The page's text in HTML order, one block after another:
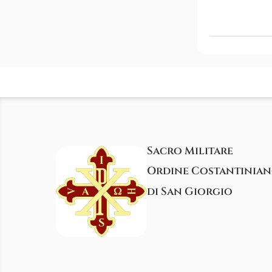
Sacro Militare
Ordine
di San Giorgio